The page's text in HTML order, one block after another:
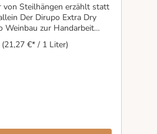
von Steilhängen erzählt statt
Der Dirupo Extra Dry
Weinbau zur Handarbeit
jede Flasche prägen. Feine
und der behutsame Ausbau
und Spannung. Ein
(21,27 €* / 1 Liter)